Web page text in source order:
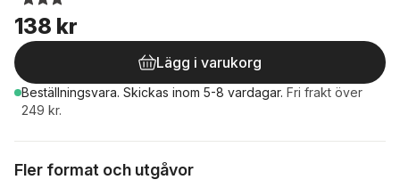
138 kr
Lägg i varukorg
Beställningsvara. Skickas inom 5-8 vardagar. Fri frakt över
249 kr.
Fler format och utgåvor